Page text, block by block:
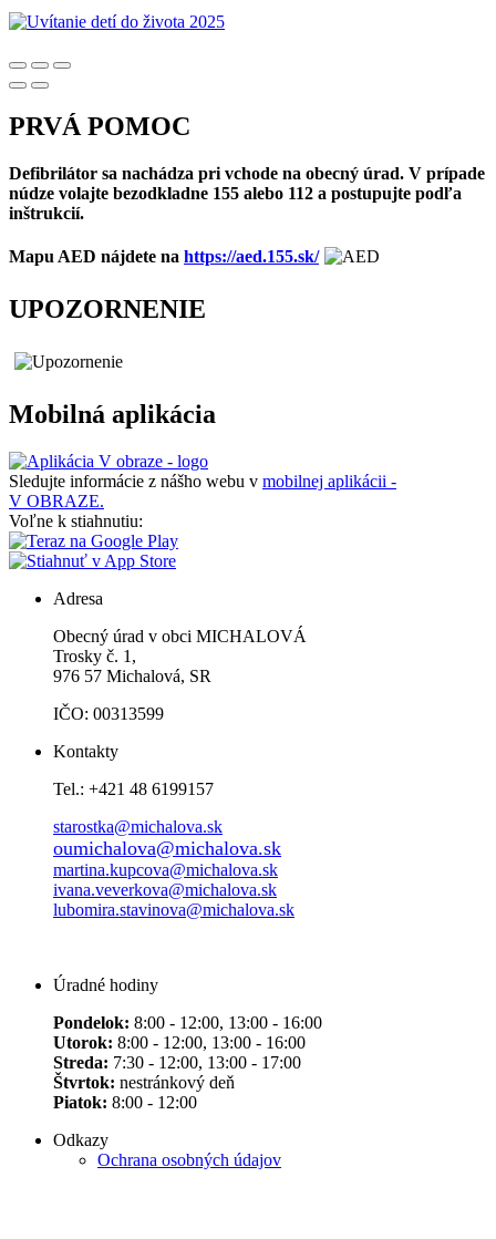
PRVÁ POMOC
Defibrilátor sa nachádza pri vchode na obecný úrad. V prípade
núdze volajte bezodkladne 155 alebo 112 a postupujte podľa
inštrukcií.
Mapu AED nájdete na https://aed.155.sk/
UPOZORNENIE
Mobilná aplikácia
Sledujte informácie z nášho webu v mobilnej aplikácii -
V OBRAZE.
Voľne k stiahnutiu:
Adresa
Obecný úrad v obci MICHALOVÁ
Trosky č. 1,
976 57 Michalová, SR
IČO: 00313599
Kontakty
Tel.: +421 48 6199157
starostka@michalova.sk
oumichalova@michalova.sk
martina.kupcova@michalova.sk
ivana.veverkova@michalova.sk
lubomira.stavinova@michalova.sk
Úradné hodiny
Pondelok: 8:00 - 12:00, 13:00 - 16:00
Utorok: 8:00 - 12:00, 13:00 - 16:00
Streda: 7:30 - 12:00, 13:00 - 17:00
Štvrtok: nestránkový deň
Piatok: 8:00 - 12:00
Odkazy
Ochrana osobných údajov